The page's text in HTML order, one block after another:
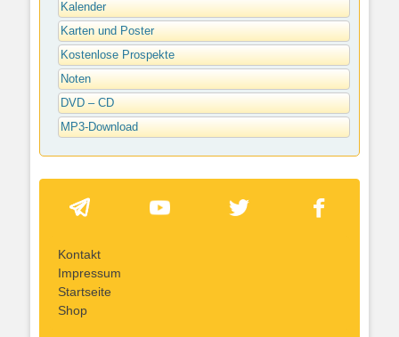
Kalender
Karten und Poster
Kostenlose Prospekte
Noten
DVD – CD
MP3-Download
Kontakt
Impressum
Startseite
Shop